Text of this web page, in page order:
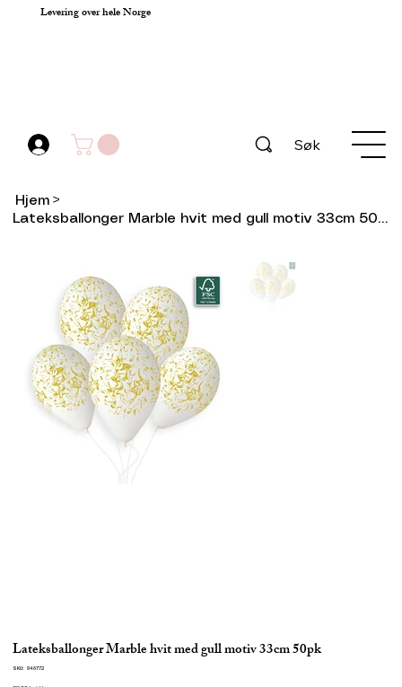
Levering over hele Norge
Søk
Hjem >
Lateksballonger Marble hvit med gull motiv 33cm 50pk
Lateksballonger Marble hvit med gull motiv 33cm 50pk
SKU:
SKU
946772